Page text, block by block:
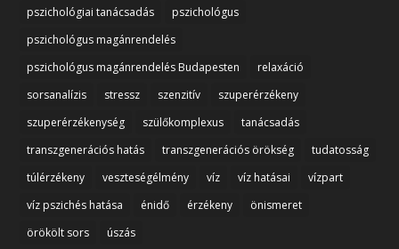
pszichológiai tanácsadás
pszichológus
pszichológus magánrendelés
pszichológus magánrendelés Budapesten
relaxáció
sorsanalízis
stressz szenzitív
szuperérzékeny
szuperérzékenység
szülőkomplexus
tanácsadás
transzgenerációs hatás
transzgenerációs örökség
tudatosság
túlérzékeny
veszteségélmény víz víz hatásai
vízpart
víz pszichés hatása
énidő érzékeny
önismeret
örökölt sors
úszás